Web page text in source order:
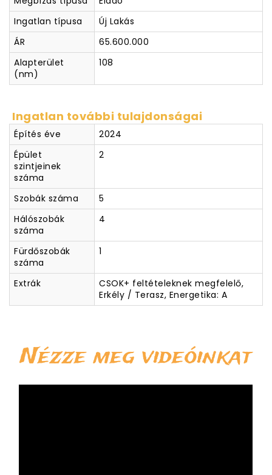
Ingatlan típusa
Új Lakás
ÁR
65.600.000
Alapterület
(nm)
108
Ingatlan további tulajdonságai
Építés éve
2024
Épület
szintjeinek
száma
2
Szobák száma
5
Hálószobák
száma
4
Fürdőszobák
száma
1
Extrák
CSOK+ feltételeknek megfelelő,
Erkély / Terasz, Energetika: A
Nézze meg videóinkat